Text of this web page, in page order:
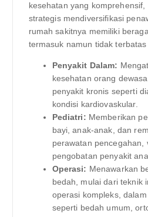
kesehatan yang komprehensif,
strategis mendiversifikasi
rumah sakitnya memiliki
termasuk namun tidak terbatas
Penyakit Dalam:
kesehatan orang
penyakit kronis seperti
kondisi kardiovaskular.
Pediatri: Memberikan
bayi, anak-anak, dan
perawatan pencegahan,
pengobatan penyakit
Operasi: Menawarkan
bedah, mulai dari teknik
operasi kompleks,
seperti bedah umum,